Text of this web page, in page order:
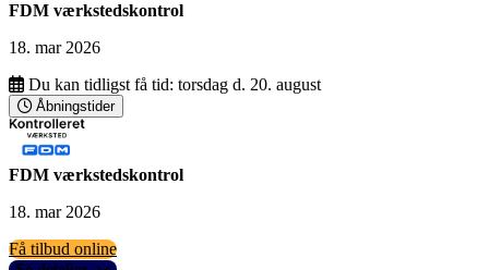
FDM værkstedskontrol
18. mar 2026
Du kan tidligst få tid: torsdag d. 20. august
Åbningstider
FDM værkstedskontrol
18. mar 2026
Få tilbud online